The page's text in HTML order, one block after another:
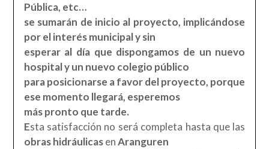
Pública, etc…
se sumarán de inicio al proyecto, implicándose
por el interés municipal y sin
esperar al día que dispongamos de un nuevo
hospital y un nuevo colegio público
para posicionarse a favor del proyecto, porque
ese momento llegará, esperemos
más pronto que tarde.
Esta satisfacción no será completa hasta que las
obras hidráulicasenAranguren